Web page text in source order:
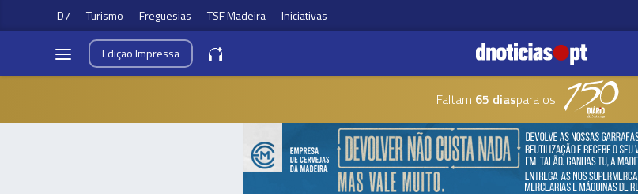
D7 Turismo Freguesias TSF Madeira Iniciativas
EdiçãoImpressa
Faltam 65 diaspara os